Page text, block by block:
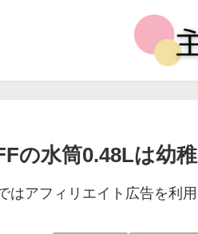
の水筒0.48Lは幼
はアフィリエイト広告を利用